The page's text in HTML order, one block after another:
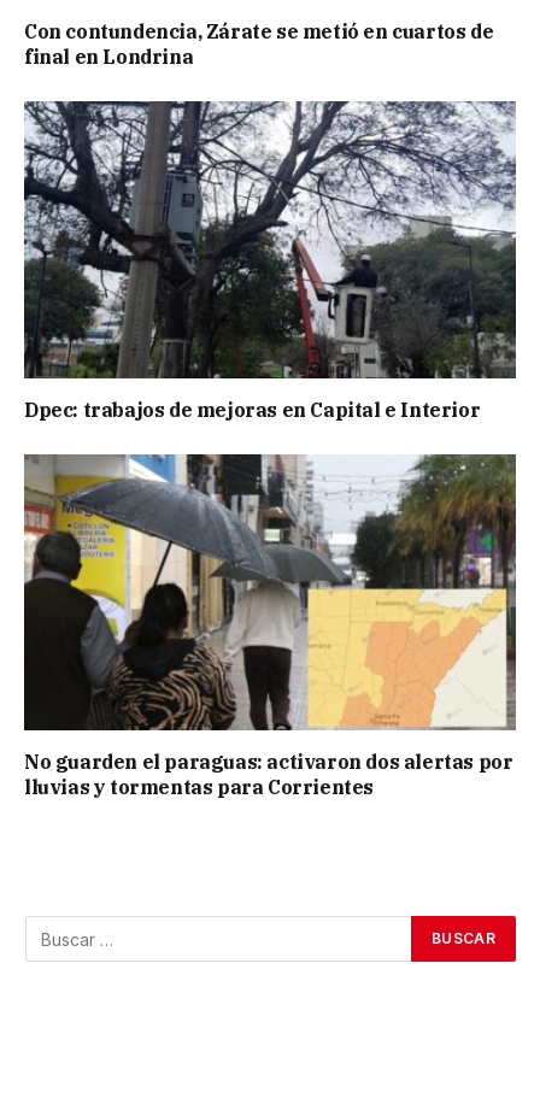
Con contundencia, Zárate se metió en cuartos de
final en Londrina
Dpec: trabajos de mejoras en Capital e Interior
No guarden el paraguas: activaron dos alertas por
lluvias y tormentas para Corrientes